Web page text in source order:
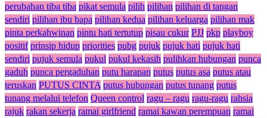
perubahan tiba tiba pikat semula pilih pilihan pilihan di tangan
sendiri pilihan ibu bapa pilihan kedua pilihan keluarga pilihan mak
pinta perkahwinan pintu hati tertutup pisau cukur PJJ pkp playboy
positif prinsip hidup priorities pubg pujuk pujuk hati pujuk hati
sendiri pujuk semula pukul pukul kekasih pulihkan hubungan punca
gaduh punca pergaduhan putu harapan putus putus asa putus atau
teruskan PUTUS CINTA putus hubungan putus tunang putus
tunang melalui telefon Queen control ragu – ragu ragu-ragu rahsia
rajuk rakan sekerja ramai girlfriend ramai kawan perempuan ramai